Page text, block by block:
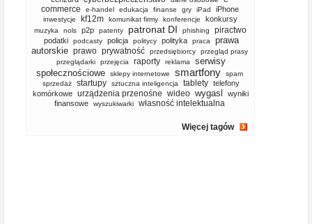
commerce
e-handel edukacja finanse gry iPad iPhone
inwestycje kf12m komunikat firmy konferencje konkursy
muzyka nols p2p patenty patronat DI phishing piractwo
podatki podcasty policja politycy polityka praca
prawa
autorskie prawo prywatność przedsiębiorcy
przegląd prasy
przeglądarki
przejęcia raporty reklama
serwisy
społecznościowe
sklepy internetowe smartfony
spam
sprzedaż
startupy sztuczna inteligencja tablety telefony
komórkowe
urządzenia przenośne wideo wygasl
wyniki
finansowe
wyszukiwarki własność intelektualna
Więcej tagów